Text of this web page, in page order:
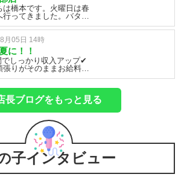
ご応募お待ちしてお
場面もあるかもしれませ
が、分からないことや
とがあれば、一人で抱え
声を掛け合いながら、み
当グループは20年以上続
です。長年多くのお客様
れ、信頼を積み重ねてき
からこそ、未経験の方で
て働ける環境やサポート
っています。経験の有無
く、一人ひとりが活躍で
ですので、必要以上に緊
となく、自分らしく頑張
だければ大丈夫です。創
お客様への日頃の感謝を
る大切なイベントでもあ
ご来店いただいたお客様
よかった」「また来た
っていただけるよう、笑
な接客を心掛け、スタッ
最高の1日にしていきま
忙しい1日になると思い
は橋本です。火曜日は春
行ってきました。バタバ
ても気さくで仕事はやり
たです。スタッフさんと
の会話も聞いて楽しかっ
日頃からスタッフさんが
ポートをしているんだな
した。どのお店もそうで
タッフさんと女の子との
ケーションが無ければ雰
くならないですね。私も
は女の子とコミニュケー
取りながらサポートして
月05日 14時
に！！
しっかり収入アップ✔
張りがそのままお給料に
女の子が本当に多い業界
初は誰でも不安です(;´･
験でも大丈夫？・どん
が来るの？・自分にでき
？安心してください。未
ートの女の子がほとんど
ート体制もしっかり整っ
！わからないことはすぐ
る環境、無理なく続けら
方、全部そろっています
長ブログをもっと見る
子インタビュー